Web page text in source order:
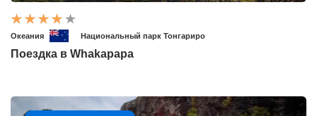
Океания Национальный парк Тонгариро
Поездка в Whakapapa